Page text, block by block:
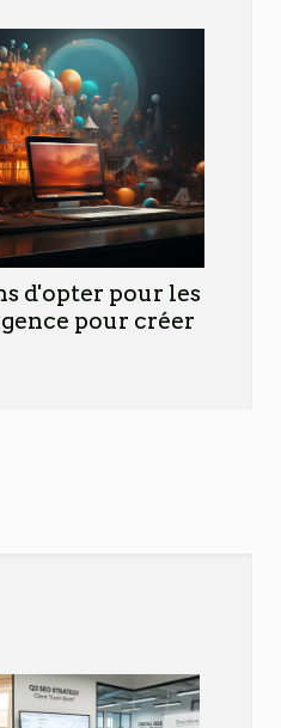
d'opter pour les
pour créer